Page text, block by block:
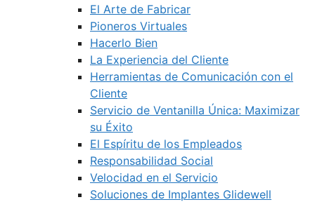
El Arte de Fabricar
Pioneros Virtuales
Hacerlo Bien
La Experiencia del Cliente
Herramientas de Comunicación con el
Cliente
Servicio de Ventanilla Única: Maximizar
su Éxito
El Espíritu de los Empleados
Responsabilidad Social
Velocidad en el Servicio
Soluciones de Implantes Glidewell